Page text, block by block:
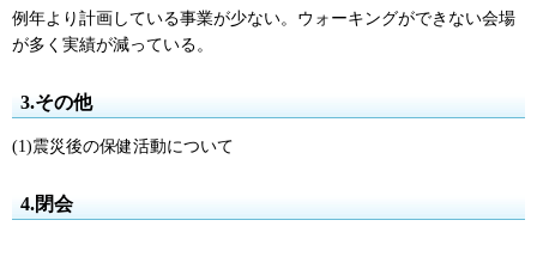
例年より計画している事業が少ない。ウォーキングができない会場
が多く実績が減っている。
3.その他
(1)震災後の保健活動について
4.閉会